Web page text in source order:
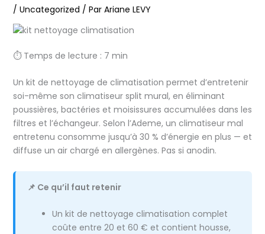
/ Uncategorized / Par Ariane LEVY
⏱ Temps de lecture : 7 min
Un kit de nettoyage de climatisation permet d’entretenir
soi-même son climatiseur split mural, en éliminant
poussières, bactéries et moisissures accumulées dans les
filtres et l’échangeur. Selon l’Ademe, un climatiseur mal
entretenu consomme jusqu’à 30 % d’énergie en plus — et
diffuse un air chargé en allergènes. Pas si anodin.
📌 Ce qu’il faut retenir
Un kit de nettoyage climatisation complet
coûte entre 20 et 60 € et contient housse,